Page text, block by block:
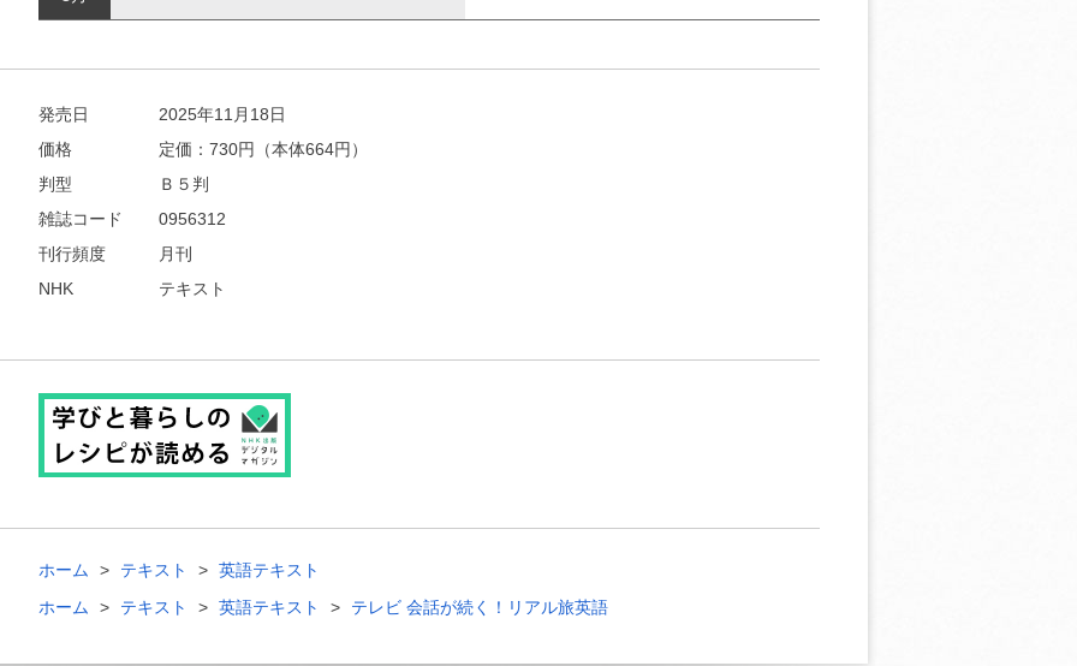
発売日
2025年11月18日
価格
定価： 730円（本体664円）
判型
Ｂ５判
雑誌コード
0956312
刊行頻度
月刊
NHK
テキスト
ホーム テキスト
英語テキスト
ホーム
テキスト 英語テキスト テレビ 会話が続く！リアル旅英語